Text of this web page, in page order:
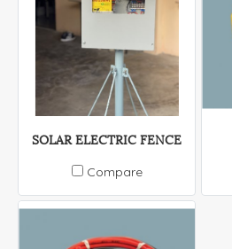
SOLAR ELECTRIC FENCE
Compare